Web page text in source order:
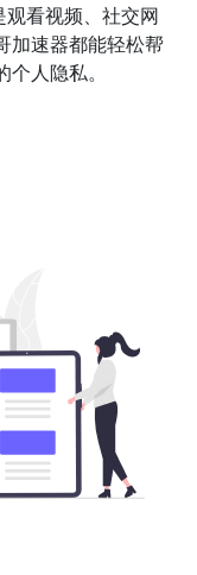
观看视频、社交网
加速器都能轻松帮
人隐私。